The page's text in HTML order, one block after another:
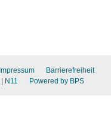
Impressum
Barrierefreiheit
| N11 Powered by BPS